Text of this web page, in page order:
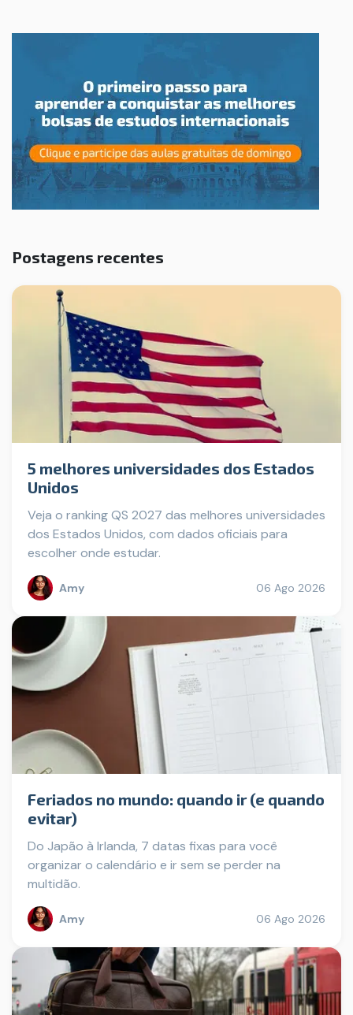
Postagens recentes
5 melhores universidades dos Estados
Unidos
Veja o ranking QS 2027 das melhores universidades
dos Estados Unidos, com dados oficiais para
escolher onde estudar.
Amy 06 Ago 2026
Feriados no mundo: quando ir (e quando
evitar)
Do Japão à Irlanda, 7 datas fixas para você
organizar o calendário e ir sem se perder na
multidão.
Amy 06 Ago 2026